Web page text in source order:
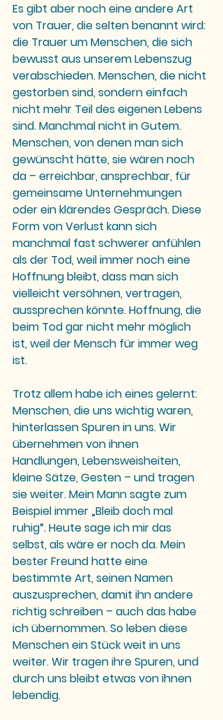
Es gibt aber noch eine andere Art
von Trauer, die selten benannt wird:
die Trauer um Menschen, die sich
bewusst aus unserem Lebenszug
verabschieden. Menschen, die nicht
gestorben sind, sondern einfach
nicht mehr Teil des eigenen Lebens
sind. Manchmal nicht in Gutem.
Menschen, von denen man sich
gewünscht hätte, sie wären noch
da – erreichbar, ansprechbar, für
gemeinsame Unternehmungen
oder ein klärendes Gespräch. Diese
Form von Verlust kann sich
manchmal fast schwerer anfühlen
als der Tod, weil immer noch eine
Hoffnung bleibt, dass man sich
vielleicht versöhnen, vertragen,
aussprechen könnte. Hoffnung, die
beim Tod gar nicht mehr möglich
ist, weil der Mensch für immer weg
ist.
Trotz allem habe ich eines gelernt:
Menschen, die uns wichtig waren,
hinterlassen Spuren in uns. Wir
übernehmen von ihnen
Handlungen, Lebensweisheiten,
kleine Sätze, Gesten – und tragen
sie weiter. Mein Mann sagte zum
Beispiel immer „Bleib doch mal
ruhig“. Heute sage ich mir das
selbst, als wäre er noch da. Mein
bester Freund hatte eine
bestimmte Art, seinen Namen
auszusprechen, damit ihn andere
richtig schreiben – auch das habe
ich übernommen. So leben diese
Menschen ein Stück weit in uns
weiter. Wir tragen ihre Spuren, und
durch uns bleibt etwas von ihnen
lebendig.